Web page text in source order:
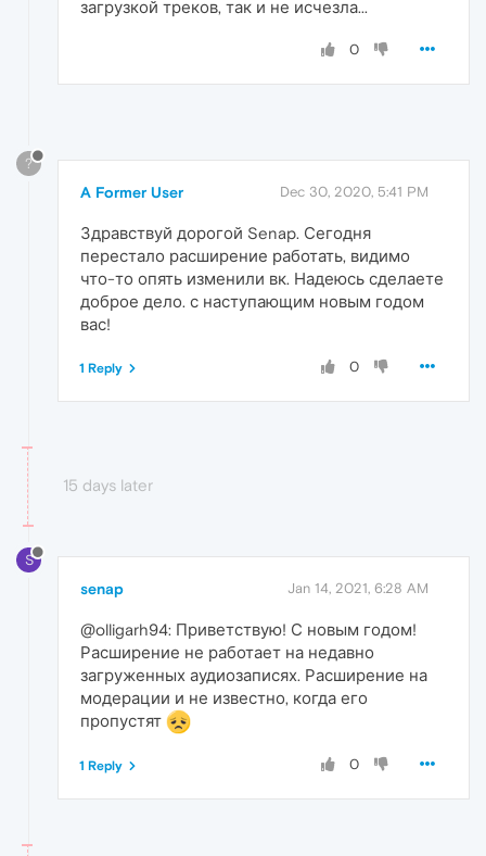
загрузкой треков, так и не исчезла...
0
?
A Former User Dec 30, 2020, 5:41 PM
Здравствуй дорогой Senap. Сегодня
перестало расширение работать, видимо
что-то опять изменили вк. Надеюсь сделаете
доброе дело. с наступающим новым годом
вас!
0
1 Reply
15 days later
S
senap Jan 14, 2021, 6:28 AM
@olligarh94: Приветствую! С новым годом!
Расширение не работает на недавно
загруженных аудиозаписях. Расширение на
модерации и не известно, когда его
пропустят
0
1 Reply